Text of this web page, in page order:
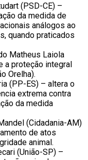
(PSD-CE) –
da medida de
análogos ao
quando praticados
Matheus Laiola
a proteção integral
Orelha).
(PP-ES) – altera o
extrema contra
da medida
(Cidadania-AM)
de atos
animal.
(União-SP) –